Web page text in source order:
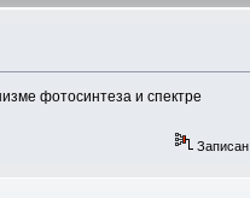
фотосинтеза и спектре
Записан